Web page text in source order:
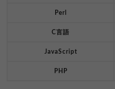
Perl
C言語
JavaScript
PHP